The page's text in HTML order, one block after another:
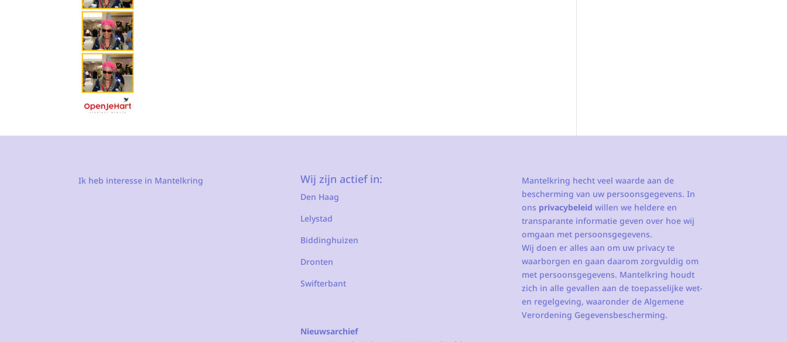
Ik heb interesse in Mantelkring Wij zijn actief in:
Den Haag
Lelystad
Biddinghuizen
Dronten
Swifterbant
Nieuwsarchief
Mantelkring hecht veel waarde aan de
bescherming van uw persoonsgegevens. In
ons privacybeleid willen we heldere en
transparante informatie geven over hoe wij
omgaan met persoonsgegevens.
Wij doen er alles aan om uw privacy te
waarborgen en gaan daarom zorgvuldig om
met persoonsgegevens. Mantelkring houdt
zich in alle gevallen aan de toepasselijke wet-
en regelgeving, waaronder de Algemene
Verordening Gegevensbescherming.